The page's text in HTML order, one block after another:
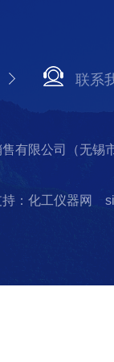
联系
有限公司（无锡
：化工仪器网